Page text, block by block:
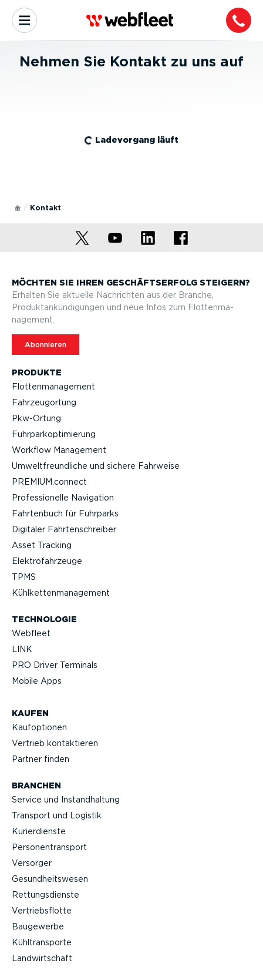
Nehmen Sie Kontakt zu uns auf
Ladevorgang läuft
Kontakt
PRODUKTE
Flotten­ma­nagement
Fahrzeu­g­ortung
Pkw-Ortung
Fuhrpar­k­op­ti­mierung
Workflow Management
Umwelt­freund­liche und sichere Fahrweise
PREMIUM.connect
Profes­sio­nelle Navigation
Fahrtenbuch für Fuhrparks
Digitaler Fahrten­schreiber
Asset Tracking
Elektro­fahr­zeuge
TPMS
Kühlket­ten­ma­nagement
TECHNOLOGIE
Webfleet
LINK
PRO Driver Terminals
Mobile Apps
KAUFEN
Kaufop­tionen
Vertrieb kontak­tieren
Partner finden
BRANCHEN
Service und Instand­haltung
Transport und Logistik
Kurier­dienste
Perso­nen­transport
Versorger
Gesund­heits­wesen
Rettungs­dienste
Vertriebs­flotte
Baugewerbe
Kühltrans­porte
Landwirt­schaft
MÖCHTEN SIE IHREN GESCHÄFTS­ERFOLG STEIGERN?
Erhalten Sie aktuelle Nachrichten aus der Branche,
Produktan­kün­di­gungen und neue Infos zum Flotten­ma­
nagement.
Abonnieren